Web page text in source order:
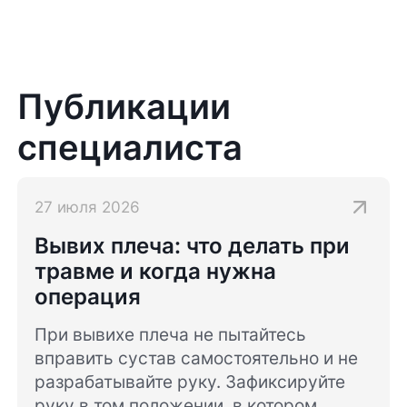
проходит без осложнений. Благодарен
Кириллу Андреевичу за качественную
поддержку на пути восстановления.
Публикации
специалиста
27 июля 2026
Вывих плеча: что делать при
травме и когда нужна
операция
При вывихе плеча не пытайтесь
вправить сустав самостоятельно и не
разрабатывайте руку. Зафиксируйте